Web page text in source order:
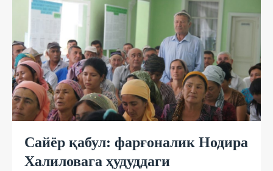
Сайёр қабул: фарғоналик Нодира
Халиловага ҳудуддаги